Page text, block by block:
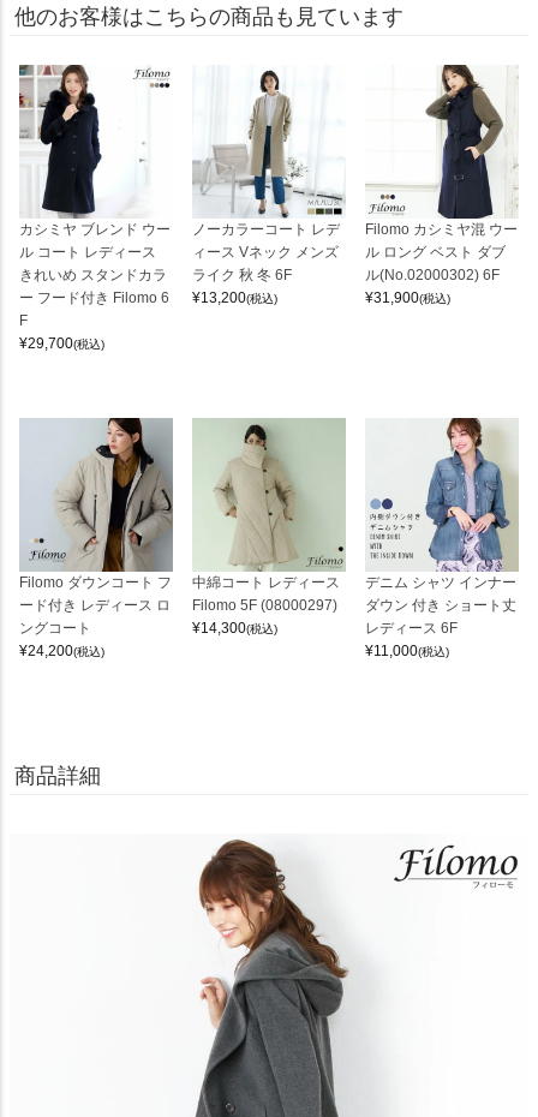
他のお客様はこちらの商品も見ています
カシミヤ ブレンド ウー
ル コート レディース
きれいめ スタンドカラ
ー フード付き Filomo 6
F
¥29,700(税込)
ノーカラーコート レデ
ィース Vネック メンズ
ライク 秋 冬 6F
¥13,200(税込)
Filomo カシミヤ混 ウー
ル ロング ベスト ダブ
ル(No.02000302) 6F
¥31,900(税込)
Filomo ダウンコート フ
ード付き レディース ロ
ングコート
¥24,200(税込)
中綿コート レディース
Filomo 5F (08000297)
¥14,300(税込)
デニム シャツ インナー
ダウン 付き ショート丈
レディース 6F
¥11,000(税込)
商品詳細